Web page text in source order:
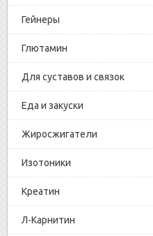
Гейнеры
Глютамин
Для суставов и связок
Еда и закуски
Жиросжигатели
Изотоники
Креатин
Л-Карнитин